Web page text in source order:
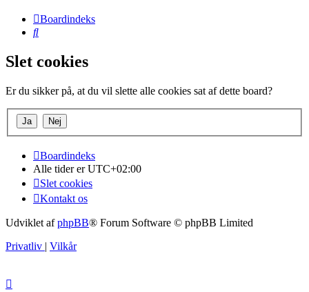
Boardindeks
Søg
Slet cookies
Er du sikker på, at du vil slette alle cookies sat af dette board?
Boardindeks
Alle tider erUTC+02:00
Slet cookies
Kontakt os
Udviklet afphpBB® Forum Software © phpBB Limited
Privatliv | Vilkår